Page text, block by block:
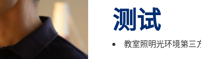
测试
教室照明光环境第三